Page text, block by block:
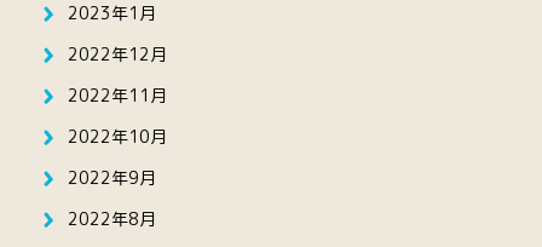
2023年1月
2022年12月
2022年11月
2022年10月
2022年9月
2022年8月